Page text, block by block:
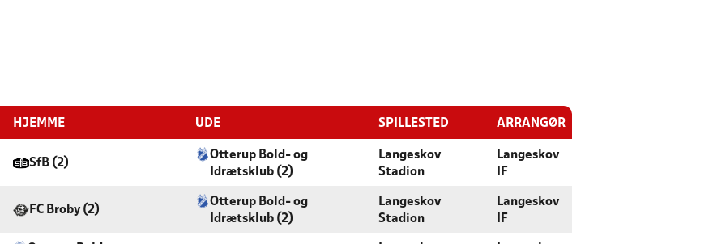
HJEMME UDE SPILLESTED ARRANGØR
SfB (2)
Otterup Bold- og
Idrætsklub (2)
Langeskov
Stadion
Langeskov
IF
FC Broby (2)
Otterup Bold- og
Idrætsklub (2)
Langeskov
Stadion
Langeskov
IF